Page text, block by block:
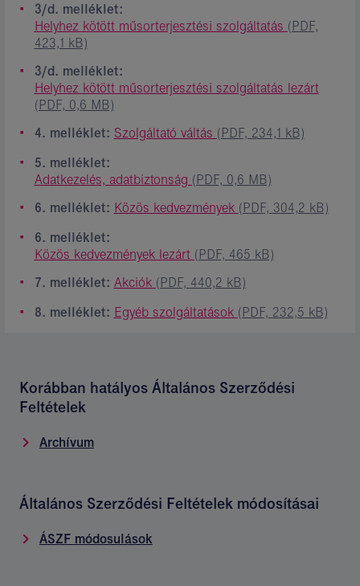
3/d. melléklet:
Helyhez kötött műsorterjesztési szolgáltatás (PDF,
423,1 kB)
3/d. melléklet:
Helyhez kötött műsorterjesztési szolgáltatás lezárt
(PDF, 0,6 MB)
4. melléklet: Szolgáltató váltás (PDF, 234,1 kB)
5. melléklet:
Adatkezelés, adatbiztonság (PDF, 0,6 MB)
6. melléklet: Közös kedvezmények (PDF, 304,2 kB)
6. melléklet:
Közös kedvezmények lezárt (PDF, 465 kB)
7. melléklet: Akciók (PDF, 440,2 kB)
8. melléklet: Egyéb szolgáltatások (PDF, 232,5 kB)
Korábban hatályos Általános Szerződési
Feltételek
Archívum
Általános Szerződési Feltételek módosításai
ÁSZF módosulások